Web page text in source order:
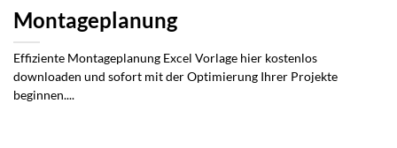
Montageplanung
Effiziente Montageplanung Excel Vorlage hier kostenlos
downloaden und sofort mit der Optimierung Ihrer Projekte
beginnen....